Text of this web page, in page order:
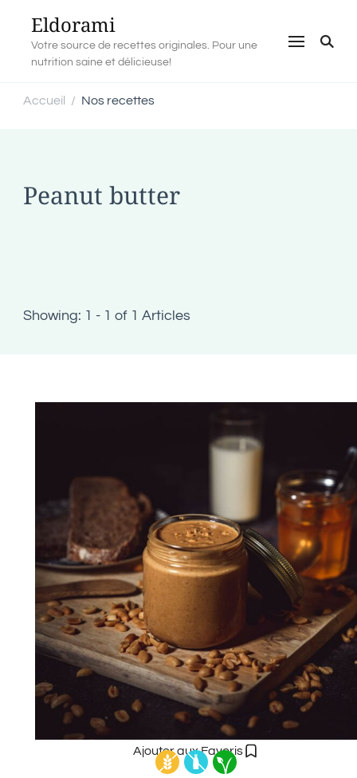
Eldorami
Votre source de recettes originales. Pour une
nutrition saine et délicieuse!
Accueil / Nos recettes
Peanut butter
Showing: 1 - 1 of 1 Articles
Ajouter aux Favoris